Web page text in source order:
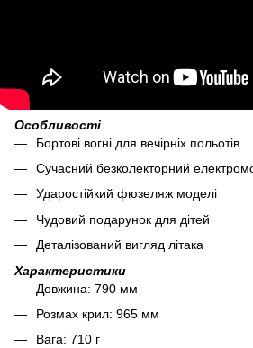
Особливості
Бортові вогні для вечірніх польотів
Сучасний безколекторний
Ударостійкий фюзеляж моделі
Чудовий подарунок для дітей
Деталізований вигляд літака
Характеристики
Довжина: 790 мм
Розмах крил: 965 мм
Вага: 710 г